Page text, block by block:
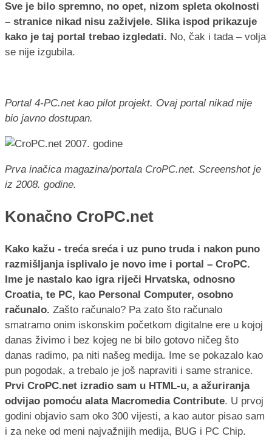
Sve je bilo spremno, no opet, nizom spleta okolnosti
– stranice nikad nisu zaživjele. Slika ispod prikazuje
kako je taj portal trebao izgledati. No, čak i tada – volja
se nije izgubila.
Portal 4-PC.net kao pilot projekt. Ovaj portal nikad nije
bio javno dostupan.
Prva inačica magazina/portala CroPC.net. Screenshot je
iz 2008. godine.
Konačno CroPC.net
Kako kažu - treća sreća i uz puno truda i nakon puno
razmišljanja isplivalo je novo ime i portal – CroPC.
Ime je nastalo kao igra riječi Hrvatska, odnosno
Croatia, te PC, kao Personal Computer, osobno
računalo. Zašto računalo? Pa zato što računalo
smatramo onim iskonskim početkom digitalne ere u kojoj
danas živimo i bez kojeg ne bi bilo gotovo ničeg što
danas radimo, pa niti našeg medija. Ime se pokazalo kao
pun pogodak, a trebalo je još napraviti i same stranice.
Prvi CroPC.net izradio sam u HTML-u, a ažuriranja
odvijao pomoću alata Macromedia Contribute. U prvoj
godini objavio sam oko 300 vijesti, a kao autor pisao sam
i za neke od meni najvažnijih medija, BUG i PC Chip.